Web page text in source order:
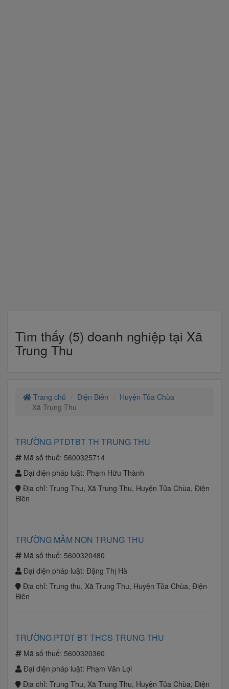
Tìm thấy (5) doanh nghiệp tại Xã
Trung Thu
Trang chủ Điện Biên
Huyện Tủa Chùa
Xã Trung Thu
TRƯỜNG PTDTBT TH TRUNG THU
Mã số thuế: 5600325714
Đại diện pháp luật: Phạm Hữu Thành
Địa chỉ: Trung Thu, Xã Trung Thu, Huyện Tủa Chùa, Điện
Biên
TRƯỜNG MẦM NON TRUNG THU
Mã số thuế: 5600320480
Đại diện pháp luật: Đặng Thị Hà
Địa chỉ: Trung thu, Xã Trung Thu, Huyện Tủa Chùa, Điện
Biên
TRƯỜNG PTDT BT THCS TRUNG THU
Mã số thuế: 5600320360
Đại diện pháp luật: Phạm Văn Lợi
Địa chỉ: Trung Thu, Xã Trung Thu, Huyện Tủa Chùa, Điện